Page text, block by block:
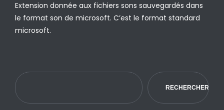
Extension donnée aux fichiers sons sauvegardés dans
le format son de microsoft. C’est le format standard
microsoft.
RECHERCHER